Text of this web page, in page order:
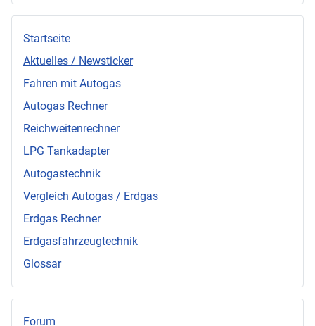
Startseite
Aktuelles / Newsticker
Fahren mit Autogas
Autogas Rechner
Reichweitenrechner
LPG Tankadapter
Autogastechnik
Vergleich Autogas / Erdgas
Erdgas Rechner
Erdgasfahrzeugtechnik
Glossar
Forum